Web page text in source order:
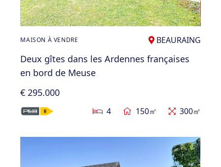
MAISON À VENDRE BEAURAING
Deux gîtes dans les Ardennes françaises
en bord de Meuse
€ 295.000
4 150㎡ 300㎡